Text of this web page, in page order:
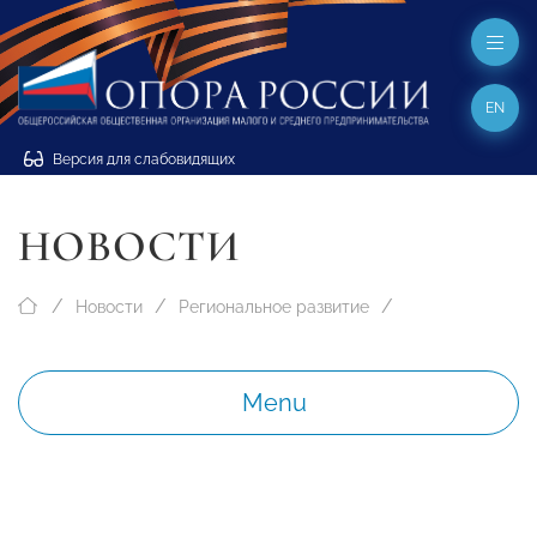
Версия для слабовидящих
EN
НОВОСТИ
Новости Региональное развитие
Menu